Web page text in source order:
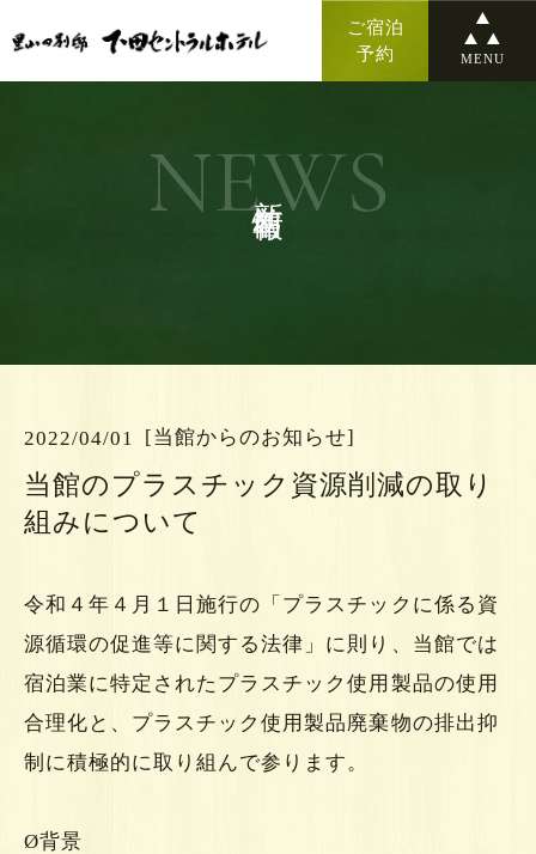
ご宿泊
予約
MENU
新着情報
NEWS
2022/04/01 [当館からのお知らせ]
当館のプラスチック資源削減の取り
組みについて
令和４年４月１日施行の「プラスチックに係る資
源循環の促進等に関する法律」に則り、当館では
宿泊業に特定されたプラスチック使用製品の使用
合理化と、プラスチック使用製品廃棄物の排出抑
制に積極的に取り組んで参ります。
Ø背景